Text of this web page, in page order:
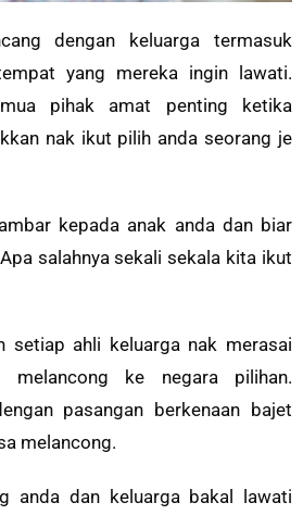
dengan keluarga termasuk
yang mereka ingin lawati.
pihak amat penting ketika
nak ikut pilih anda seorang je
kepada anak anda dan biar
salahnya sekali sekala kita ikut
setiap ahli keluarga nak merasai
melancong ke negara pilihan.
pasangan berkenaan bajet
melancong.
anda dan keluarga bakal lawati